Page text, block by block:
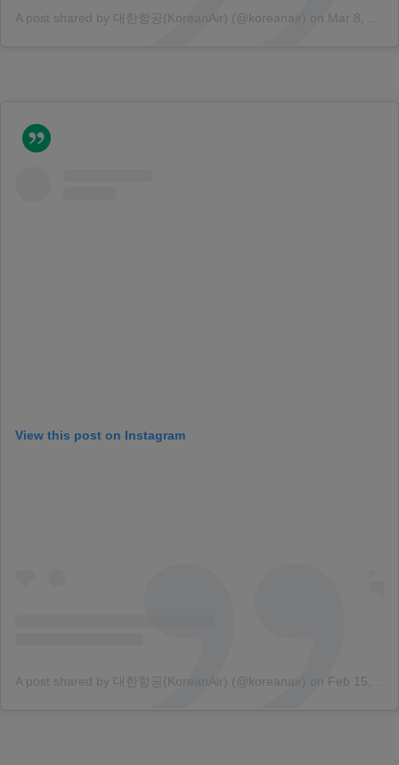
A post shared by 대한항공(KoreanAir) (@koreanair) on Mar 8, 2018 at 12:51am PST
View this post on Instagram
A post shared by 대한항공(KoreanAir) (@koreanair) on Feb 15, 2018 at 5:06pm PST